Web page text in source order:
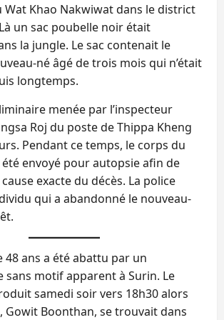
Wat Khao Nakwiwat dans le district
un sac poubelle noir était
la jungle. Le sac contenait le
né âgé de trois mois qui n’était
longtemps.
menée par l’inspecteur
Roj du poste de Thippa Kheng
Pendant ce temps, le corps du
envoyé pour autopsie afin de
exacte du décès. La police
qui a abandonné le nouveau-
48 ans a été abattu par un
sans motif apparent à Surin. Le
samedi soir vers 18h30 alors
Gowit Boonthan, se trouvait dans